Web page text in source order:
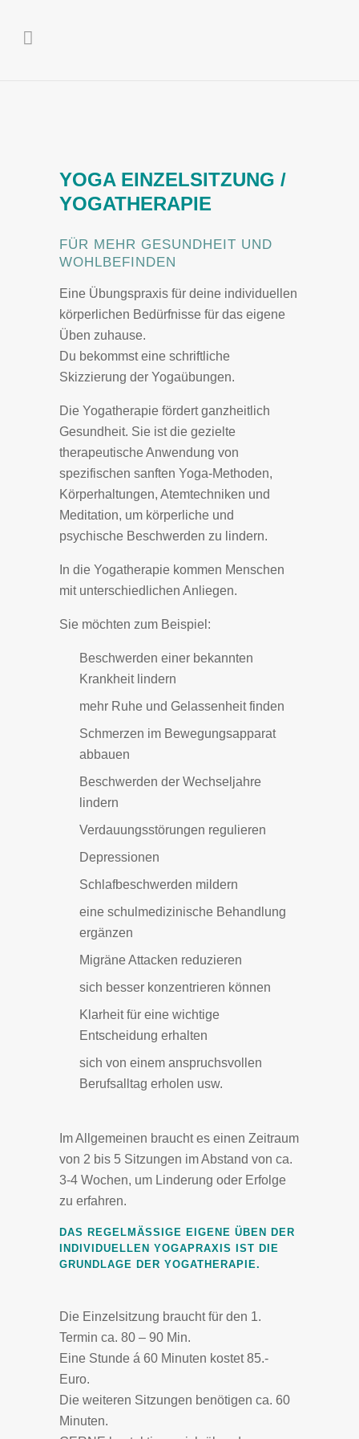
YOGA EINZELSITZUNG /
YOGATHERAPIE
FÜR MEHR GESUNDHEIT UND
WOHLBEFINDEN
Eine Übungspraxis für deine individuellen
körperlichen Bedürfnisse für das eigene
Üben zuhause.
Du bekommst eine schriftliche
Skizzierung der Yogaübungen.
Die Yogatherapie fördert ganzheitlich
Gesundheit. Sie ist die gezielte
therapeutische Anwendung von
spezifischen sanften Yoga-Methoden,
Körperhaltungen, Atemtechniken und
Meditation, um körperliche und
psychische Beschwerden zu lindern.
In die Yogatherapie kommen Menschen
mit unterschiedlichen Anliegen.
Sie möchten zum Beispiel:
Beschwerden einer bekannten
Krankheit lindern
mehr Ruhe und Gelassenheit finden
Schmerzen im Bewegungsapparat
abbauen
Beschwerden der Wechseljahre
lindern
Verdauungsstörungen regulieren
Depressionen
Schlafbeschwerden mildern
eine schulmedizinische Behandlung
ergänzen
Migräne Attacken reduzieren
sich besser konzentrieren können
Klarheit für eine wichtige
Entscheidung erhalten
sich von einem anspruchsvollen
Berufsalltag erholen usw.
Im Allgemeinen braucht es einen Zeitraum
von 2 bis 5 Sitzungen im Abstand von ca.
3-4 Wochen, um Linderung oder Erfolge
zu erfahren.
DAS REGELMÄSSIGE EIGENE ÜBEN DER I
NDIVIDUELLEN YOGAPRAXIS IST DIE G
RUNDLAGE DER YOGATHERAPIE.
Die Einzelsitzung braucht für den 1.
Termin ca. 80 – 90 Min.
Eine Stunde á 60 Minuten kostet 85.-
Euro.
Die weiteren Sitzungen benötigen ca. 60
Minuten.